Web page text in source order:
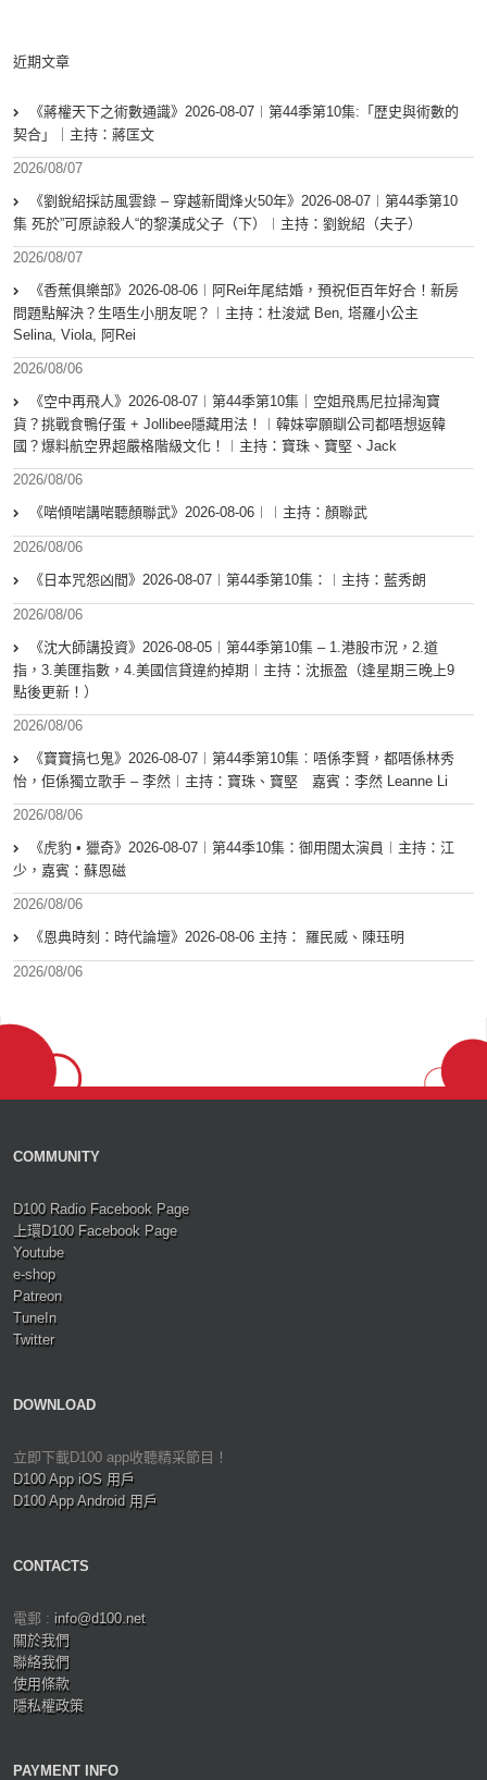
近期文章
《蔣權天下之術數通識》2026-08-07︱第44季第10集:「歴史與術數的
契合」｜主持：蔣匡文
2026/08/07
《劉銳紹採訪風雲錄 – 穿越新聞烽火50年》2026-08-07︱第44季第10
集 死於”可原諒殺人“的黎漢成父子（下）︱主持：劉銳紹（夫子）
2026/08/07
《香蕉俱樂部》2026-08-06︱阿Rei年尾結婚，預祝佢百年好合！新房
問題點解決？生唔生小朋友呢？︱主持：杜浚斌 Ben, 塔羅小公主
Selina, Viola, 阿Rei
2026/08/06
《空中再飛人》2026-08-07︱第44季第10集｜空姐飛馬尼拉掃淘寶
貨？挑戰食鴨仔蛋 + Jollibee隱藏用法！︱韓妹寧願瞓公司都唔想返韓
國？爆料航空界超嚴格階級文化！︱主持：寶珠、寶堅、Jack
2026/08/06
《啱傾啱講啱聽顏聯武》2026-08-06︱︱主持：顏聯武
2026/08/06
《日本咒怨凶間》2026-08-07︱第44季第10集：︱主持：藍秀朗
2026/08/06
《沈大師講投資》2026-08-05︱第44季第10集 – 1.港股市況，2.道
指，3.美匯指數，4.美國信貸違約掉期︱主持：沈振盈（逢星期三晚上9
點後更新！）
2026/08/06
《寶寶搞乜鬼》2026-08-07︱第44季第10集︰唔係李賢，都唔係林秀
怡，佢係獨立歌手 – 李然︱主持：寶珠、寶堅 嘉賓：李然 Leanne Li
2026/08/06
《虎豹 • 獵奇》2026-08-07︱第44季10集：御用闊太演員︱主持：江
少，嘉賓：蘇恩磁
2026/08/06
《恩典時刻：時代論壇》2026-08-06 主持： 羅民威、陳珏明
2026/08/06
COMMUNITY
D100 Radio Facebook Page
上環D100 Facebook Page
Youtube
e-shop
Patreon
TuneIn
Twitter
DOWNLOAD
立即下載D100 app收聽精采節目！
D100 App iOS 用戶
D100 App Android 用戶
CONTACTS
電郵 : info@d100.net
關於我們
聯絡我們
使用條款
隱私權政策
PAYMENT INFO